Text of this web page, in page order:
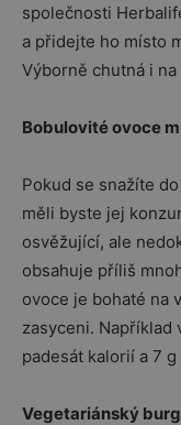
společnosti
a přidejte ho místo
Výborně chutná i
Bobulovité ovoce
Pokud se snažíte
měli byste jej
osvěžující, ale
obsahuje příliš
ovoce je bohaté na
zasyceni.
padesát kalorií a 7 g
Vegetariánský